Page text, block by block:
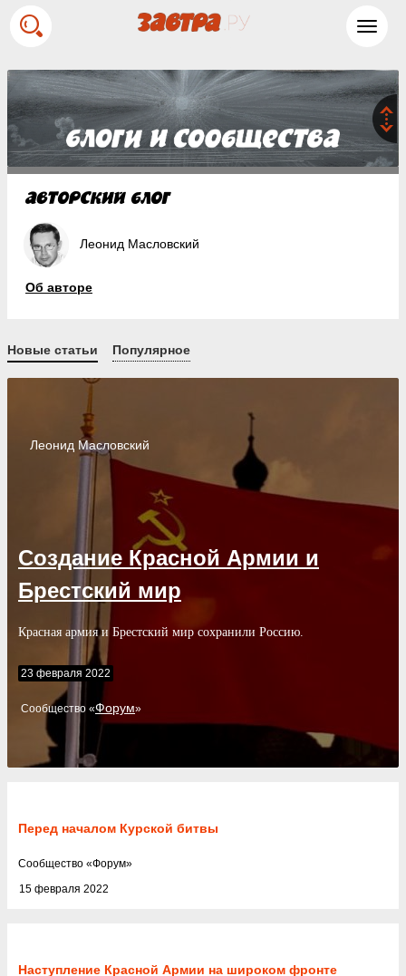
Леонид Масловский
Об авторе
Новые статьи Популярное
Леонид Масловский
Cообщество «Форум»
Создание Красной Армии и
Брестский мир
Красная армия и Брестский мир сохранили Россию.
23 февраля 2022
Перед началом Курской битвы
15 февраля 2022
Cообщество «Форум»
Наступление Красной Армии на широком фронте